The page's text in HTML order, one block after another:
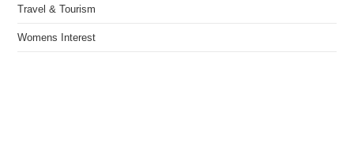
Travel & Tourism
Womens Interest